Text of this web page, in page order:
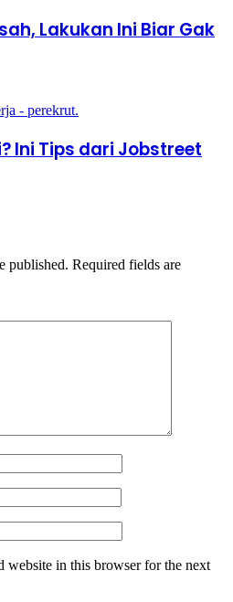
Lakukan Ini Biar Gak
Ini Tips dari Jobstreet
published. Required fields are
website in this browser for the next